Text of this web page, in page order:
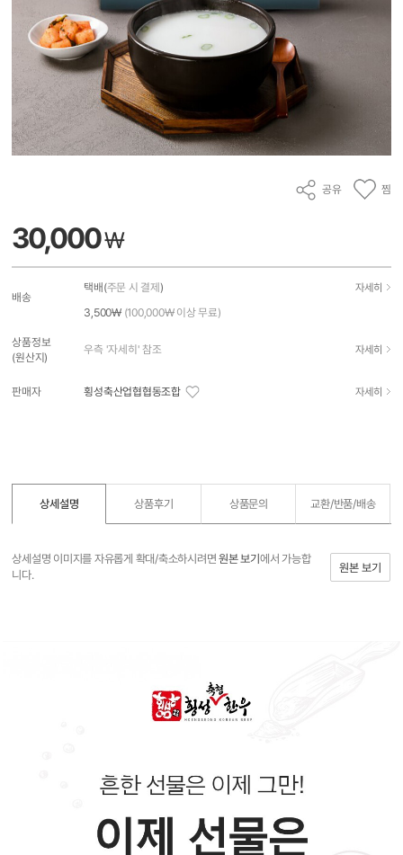
공유 찜
30,000₩
배송
택배(주문 시 결제 ) 자세히
3,500₩ (100,000₩ 이상 무료)
상품정보
(원산지)
우측 '자세히' 참조 자세히
판매자 횡성축산업협협동조합 자세히
상세설명 상품후기 상품문의 교환/반품/배송
상세설명 이미지를 자유롭게 확대/축소하시려면원본 보기 에서 가능합
니다.
원본 보기